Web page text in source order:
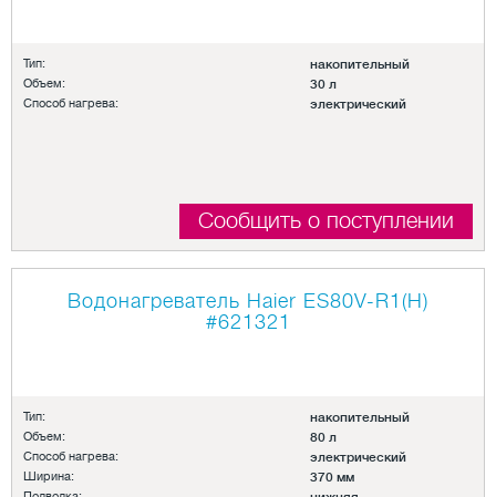
Тип: накопительный
Объем: 30 л
Способ нагрева: электрический
Сообщить о поступлении
Водонагреватель Haier ES80V-R1(H)
#621321
Тип: накопительный
Объем: 80 л
Способ нагрева: электрический
Ширина: 370 мм